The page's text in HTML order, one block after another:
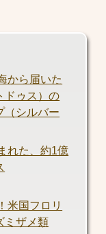
から届いた
ドゥス）の
（シルバー
れた、約1億
米国フロリ
ミザメ類